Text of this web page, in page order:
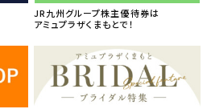
JR九州グループ株主優待券は
アミュプラザくまもとで！